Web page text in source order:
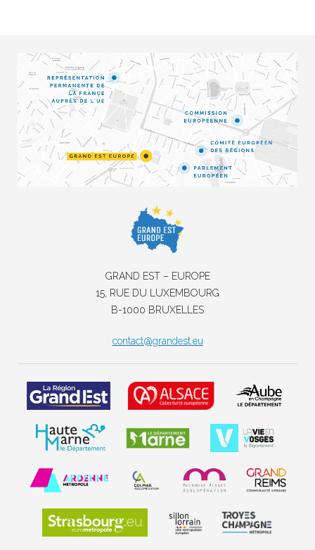
GRAND EST – EUROPE
15, RUE DU LUXEMBOURG
B-1000 BRUXELLES
contact@grandest.eu